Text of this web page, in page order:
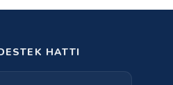
HATTI